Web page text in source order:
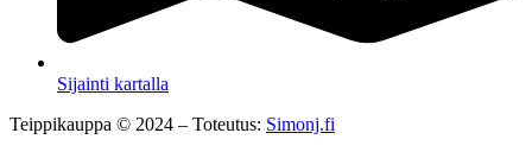
Sijainti kartalla
Teippikauppa © 2024 – Toteutus: Simonj.fi